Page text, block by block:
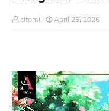
citami April 25, 2026